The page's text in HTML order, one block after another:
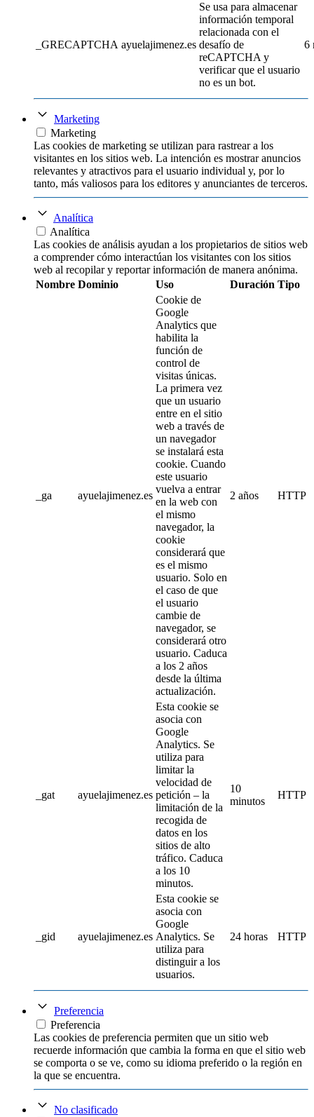
_GRECAPTCHA ayuelajimenez.es
Se usa para almacenar
información temporal
relacionada con el
desafío de
reCAPTCHA y
verificar que el usuario
no es un bot.
6
Marketing
Marketing
Las cookies de marketing se utilizan para rastrear a los
visitantes en los sitios web. La intención es mostrar anuncios
relevantes y atractivos para el usuario individual y, por lo
tanto, más valiosos para los editores y anunciantes de terceros.
Analítica
Analítica
Las cookies de análisis ayudan a los propietarios de sitios web
a comprender cómo interactúan los visitantes con los sitios
web al recopilar y reportar información de manera anónima.
Nombre Dominio Uso Duración Tipo
_ga ayuelajimenez.es
Cookie de
Google
Analytics que
habilita la
función de
control de
visitas únicas.
La primera vez
que un usuario
entre en el sitio
web a través de
un navegador
se instalará esta
cookie. Cuando
este usuario
vuelva a entrar
en la web con
el mismo
navegador, la
cookie
considerará que
es el mismo
usuario. Solo en
el caso de que
el usuario
cambie de
navegador, se
considerará otro
usuario. Caduca
a los 2 años
desde la última
actualización.
2 años HTTP
_gat ayuelajimenez.es
Esta cookie se
asocia con
Google
Analytics. Se
utiliza para
limitar la
velocidad de
petición – la
limitación de la
recogida de
datos en los
sitios de alto
tráfico. Caduca
a los 10
minutos.
10
minutos
HTTP
_gid ayuelajimenez.es
Esta cookie se
asocia con
Google
Analytics. Se
utiliza para
distinguir a los
usuarios.
24 horas HTTP
Preferencia
Preferencia
Las cookies de preferencia permiten que un sitio web
recuerde información que cambia la forma en que el sitio web
se comporta o se ve, como su idioma preferido o la región en
la que se encuentra.
No clasificado